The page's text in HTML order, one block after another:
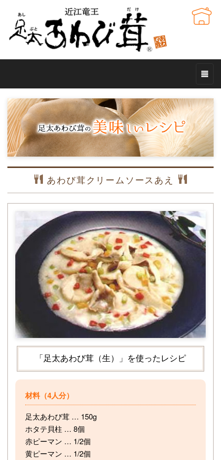
あわび茸クリームソースあえ
「足太あわび茸（生）」を使ったレシピ
材料（4人分）
足太あわび茸 … 150g
ホタテ貝柱 … 8個
赤ピーマン … 1/2個
黄ピーマン … 1/2個